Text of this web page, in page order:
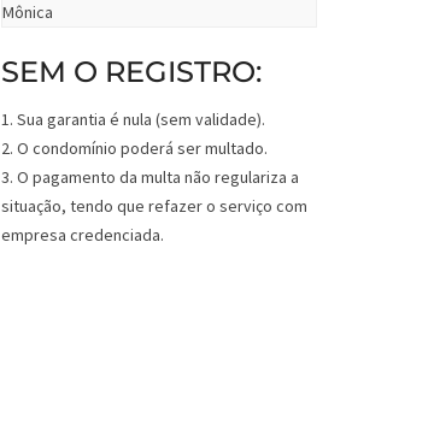
SEM O REGISTRO:
1. Sua garantia é nula (sem validade).
2. O condomínio poderá ser multado.
3. O pagamento da multa não regulariza a
situação, tendo que refazer o serviço com
empresa credenciada.